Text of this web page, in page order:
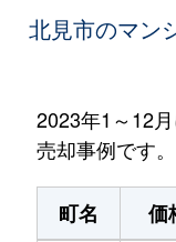
北見市のマン
2023年1～12
売却事例です。
町名 価